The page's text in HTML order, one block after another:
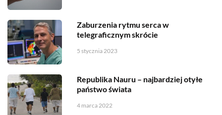
Zaburzenia rytmu serca w
telegraficznym skrócie
5 stycznia 2023
Republika Nauru – najbardziej otyłe
państwo świata
4 marca 2022